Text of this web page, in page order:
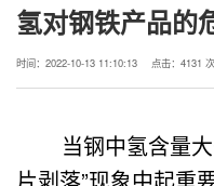
氢对钢铁产品的
时间：2022-10-13 11:10:13 点击：4131 次
当钢中氢含量大